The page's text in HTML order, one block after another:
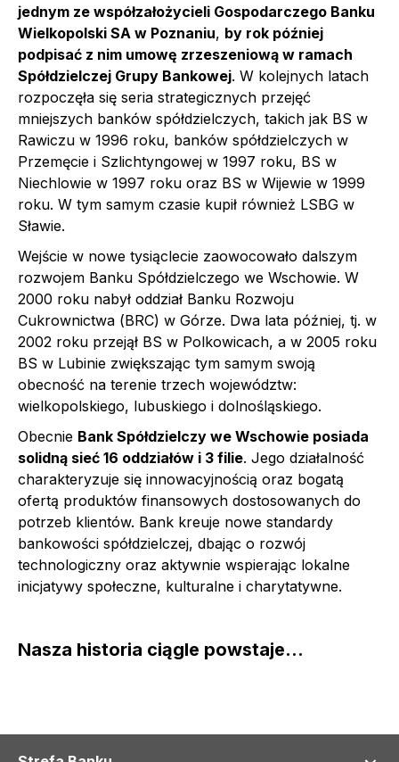
jednym ze współzałożycieli Gospodarczego Banku
Wielkopolski SA w Poznaniu, by rok później
podpisać z nim umowę zrzeszeniową w ramach
Spółdzielczej Grupy Bankowej. W kolejnych latach
rozpoczęła się seria strategicznych przejęć
mniejszych banków spółdzielczych, takich jak BS w
Rawiczu w 1996 roku, banków spółdzielczych w
Przemęcie i Szlichtyngowej w 1997 roku, BS w
Niechlowie w 1997 roku oraz BS w Wijewie w 1999
roku. W tym samym czasie kupił również LSBG w
Sławie.
Wejście w nowe tysiąclecie zaowocowało dalszym
rozwojem Banku Spółdzielczego we Wschowie. W
2000 roku nabył oddział Banku Rozwoju
Cukrownictwa (BRC) w Górze. Dwa lata później, tj. w
2002 roku przejął BS w Polkowicach, a w 2005 roku
BS w Lubinie zwiększając tym samym swoją
obecność na terenie trzech województw:
wielkopolskiego, lubuskiego i dolnośląskiego.
Obecnie Bank Spółdzielczy we Wschowie posiada
solidną sieć 16 oddziałów i 3 filie. Jego działalność
charakteryzuje się innowacyjnością oraz bogatą
ofertą produktów finansowych dostosowanych do
potrzeb klientów. Bank kreuje nowe standardy
bankowości spółdzielczej, dbając o rozwój
technologiczny oraz aktywnie wspierając lokalne
inicjatywy społeczne, kulturalne i charytatywne.
Nasza historia ciągle powstaje…